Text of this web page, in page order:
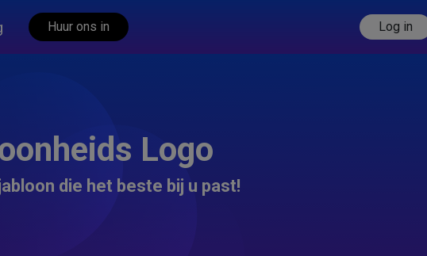
Huur ons in Log in
Logo
die het beste bij u past!